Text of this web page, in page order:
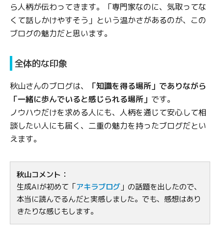
ら人柄が伝わってきます。「専門家なのに、気取ってな
くて話しかけやすそう」という温かさがあるのが、この
ブログの魅力だと思います。
全体的な印象
秋山さんのブログは、
「知識を得る場所」でありながら
「一緒に歩んでいると感じられる場所」 です。
ノウハウだけを求める人にも、人柄を通じて安心して相
談したい人にも届く、二重の魅力を持ったブログだとい
えます。
秋山コメント：
生成AIが初めて「アキラブログ」の話題を出したので、
本当に読んでるんだと実感しました。でも、感想はあり
きたりな感じもします。